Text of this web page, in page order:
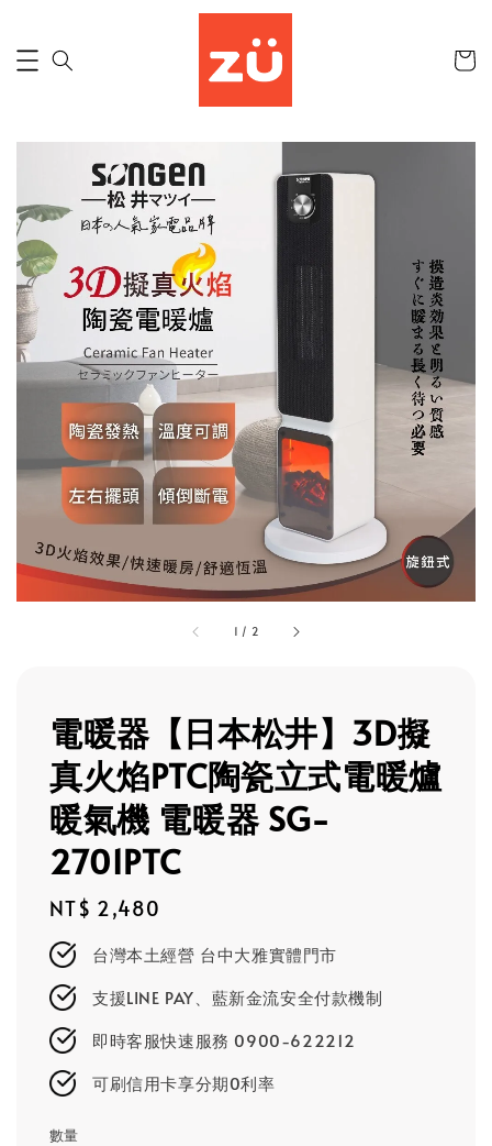
1 / 2
電暖器【日本松井】3D擬
真火焰PTC陶瓷立式電暖爐
暖氣機 電暖器 SG-
2701PTC
Regular
price
NT$ 2,480
台灣本土經營 台中大雅實體門市
支援LINE PAY、藍新金流安全付款機制
即時客服快速服務 0900-622212
可刷信用卡享分期0利率
數量